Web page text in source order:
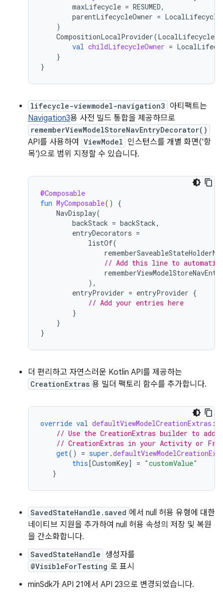
maxLifecycle = RESUMED,
parentLifecycleOwner =
)
CompositionLocalProvider(
val childLifecycleOwner =
}
}
lifecycle-viewmodel-navigation3 아티팩트는
Navigation3용 사전 빌드 통합을 제공하므로
rememberViewModelStoreNavEntryDecorator()
API를 사용하여 ViewModel 인스턴스를 개별 화면('항
목')으로 범위 지정할 수 있습니다.
@Composable
fun MyComposable()
{
NavDisplay(
backStack = backStack,
entryDecorators =
listOf(
// Add this line to
),
entryProvider = entryProvider {
// Add your entries here
}
}
}
더 편리하고 자연스러운 Kotlin API를 제공하는
CreationExtras 용 빌더 팩토리 함수를 추가합니다.
override val defaultViewModelCreationExtras :
// Use the CreationExtras builder to add
// CreationExtras in your Activity or
get() = super .
this[CustomKey] = "customValue"
}
SavedStateHandle.saved 에서 null 허용 유형에 대한
네이티브 지원을 추가하여 null 허용 속성의 저장 및 복원
을 간소화합니다.
SavedStateHandle 생성자를
@VisibleForTesting 로 표시
minSdk가 API 21에서 API 23으로 변경되었습니다.